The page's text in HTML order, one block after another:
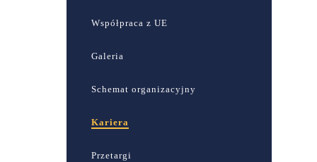
Współpraca z UE
Galeria
Schemat organizacyjny
Kariera
Przetargi